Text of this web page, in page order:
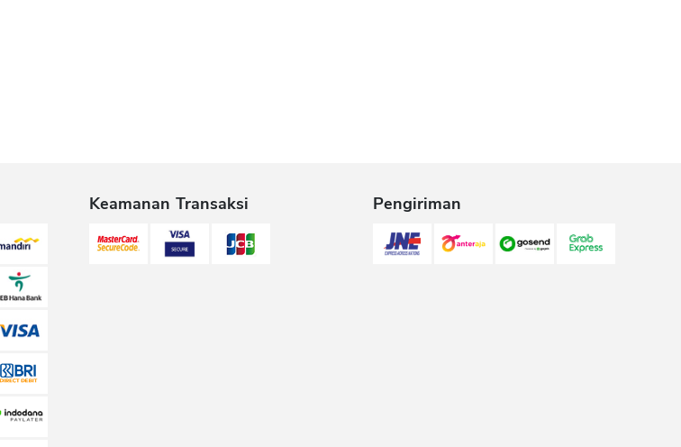
Keamanan Transaksi Pengiriman